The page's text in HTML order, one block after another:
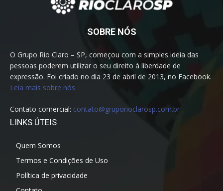
SOBRE NÓS
O Grupo Rio Claro – SP, começou com a simples ideia das
pessoas poderem utilizar o seu direito à liberdade de
expressão. Foi criado no dia 23 de abril de 2013, no Facebook.
Leia mais sobre nós
Contato comercial: contato@gruporioclarosp.com.br
LINKS ÚTEIS
Quem Somos
Termos e Condições de Uso
Política de privacidade